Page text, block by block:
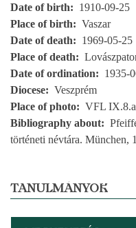
Date of birth
1910-09-25
Place of birth
Vaszar
Date of death
1969-05-25
Place of death
Date of ordination
1935-
Diocese
Veszprém
Place of photo
VFL
Bibliography about
történeti névtára. München,
TANULMÁNYOK